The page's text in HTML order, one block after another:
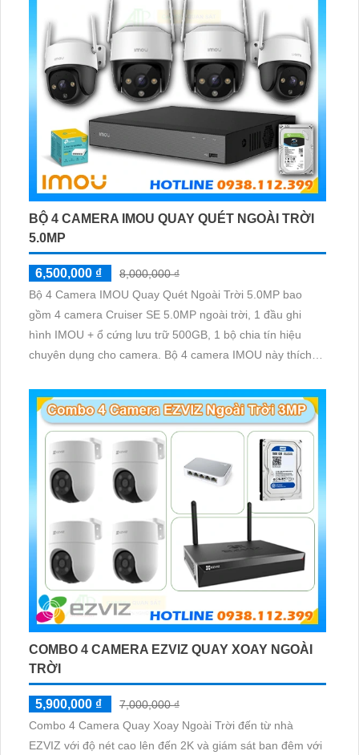
BỘ 4 CAMERA IMOU QUAY QUÉT NGOÀI TRỜI
5.0MP
6,500,000 ₫
8,000,000 ₫
Bộ 4 Camera IMOU Quay Quét Ngoài Trời 5.0MP bao
gồm 4 camera Cruiser SE 5.0MP ngoài trời, 1 đầu ghi
hình IMOU + ổ cứng lưu trữ 500GB, 1 bộ chia tín hiệu
chuyên dụng cho camera. Bộ 4 camera IMOU này thích
cần giám sát ngoài trời
COMBO 4 CAMERA EZVIZ QUAY XOAY NGOÀI
TRỜI
5,900,000 ₫
7,000,000 ₫
Combo 4 Camera Quay Xoay Ngoài Trời đến từ nhà
EZVIZ với độ nét cao lên đến 2K và giám sát ban đêm với